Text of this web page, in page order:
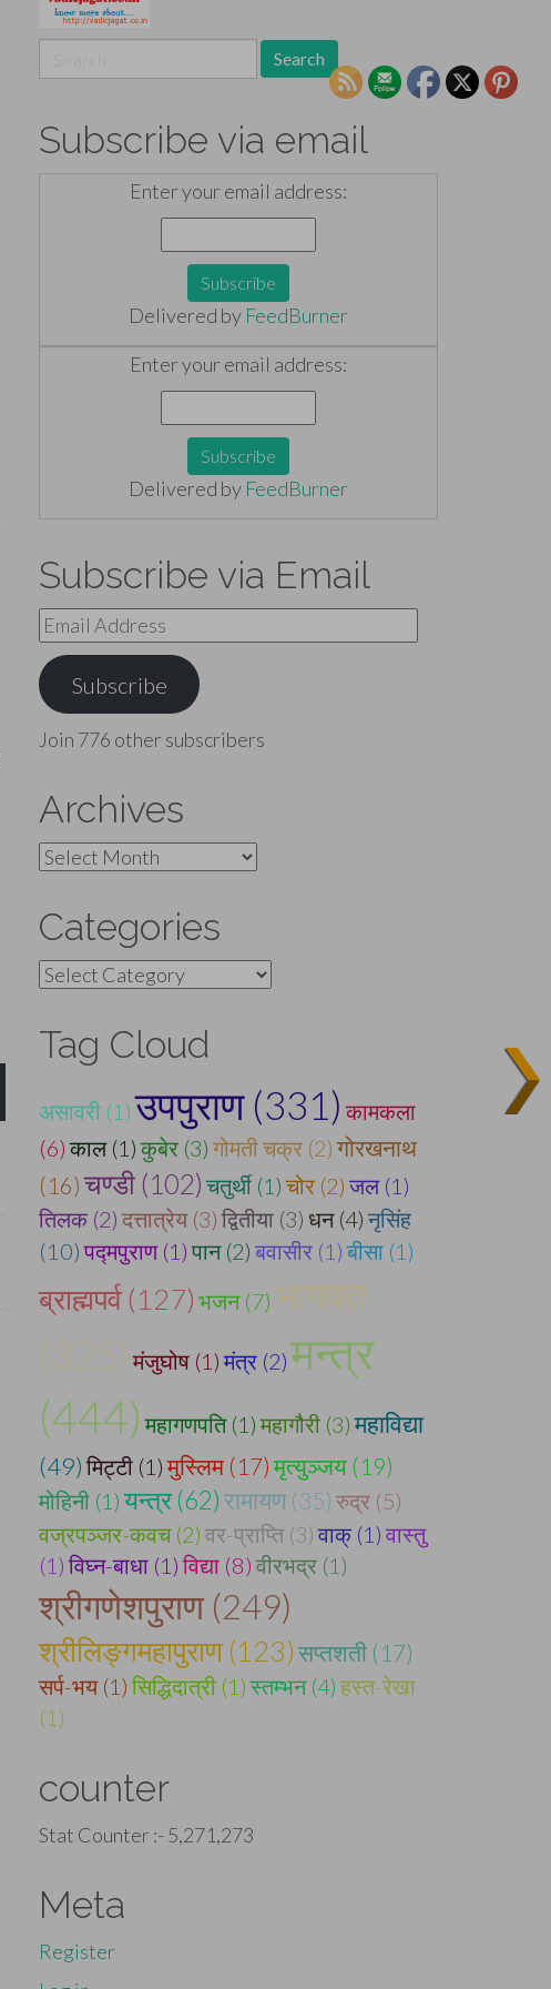
for:
Subscribe via email
Enter your email address:
Delivered by FeedBurner
Enter your email address:
Delivered by FeedBurner
Subscribe via Email
Email
Address
Subscribe
Join 776 other subscribers
Archives
Archives
Categories
Categories
Tag Cloud
असावरी (1) उपपुराण (331) कामकला
(6) काल (1) कुबेर (3) गोमती चक्र (2) गोरखनाथ
(16) चण्डी (102) चतुर्थी (1) चोर (2) जल (1)
तिलक (2) दत्तात्रेय (3) द्वितीया (3) धन (4) नृसिंह
(10) पद्मपुराण (1) पान (2) बवासीर (1) बीसा (1)
ब्राह्मपर्व (127) भजन (7) भागवत
(325) मंजुघोष (1) मंत्र (2) मन्त्र
(444) महागणपति (1) महागौरी (3) महाविद्या
(49) मिट्टी (1) मुस्लिम (17) मृत्युञ्जय (19)
मोहिनी (1) यन्त्र (62)रामायण (35) रुद्र (5)
वज्रपञ्जर-कवच (2) वर-प्राप्ति (3) वाक् (1) वास्तु
(1) विघ्न-बाधा (1) विद्या (8) वीरभद्र (1)
श्रीगणेशपुराण (249)
श्रीलिङ्गमहापुराण (123) सप्तशती (17)
सर्प-भय (1) सिद्धिदात्री (1) स्तम्भन (4) हस्त-रेखा
(1)
counter
Stat Counter :- 5,271,273
Meta
Register